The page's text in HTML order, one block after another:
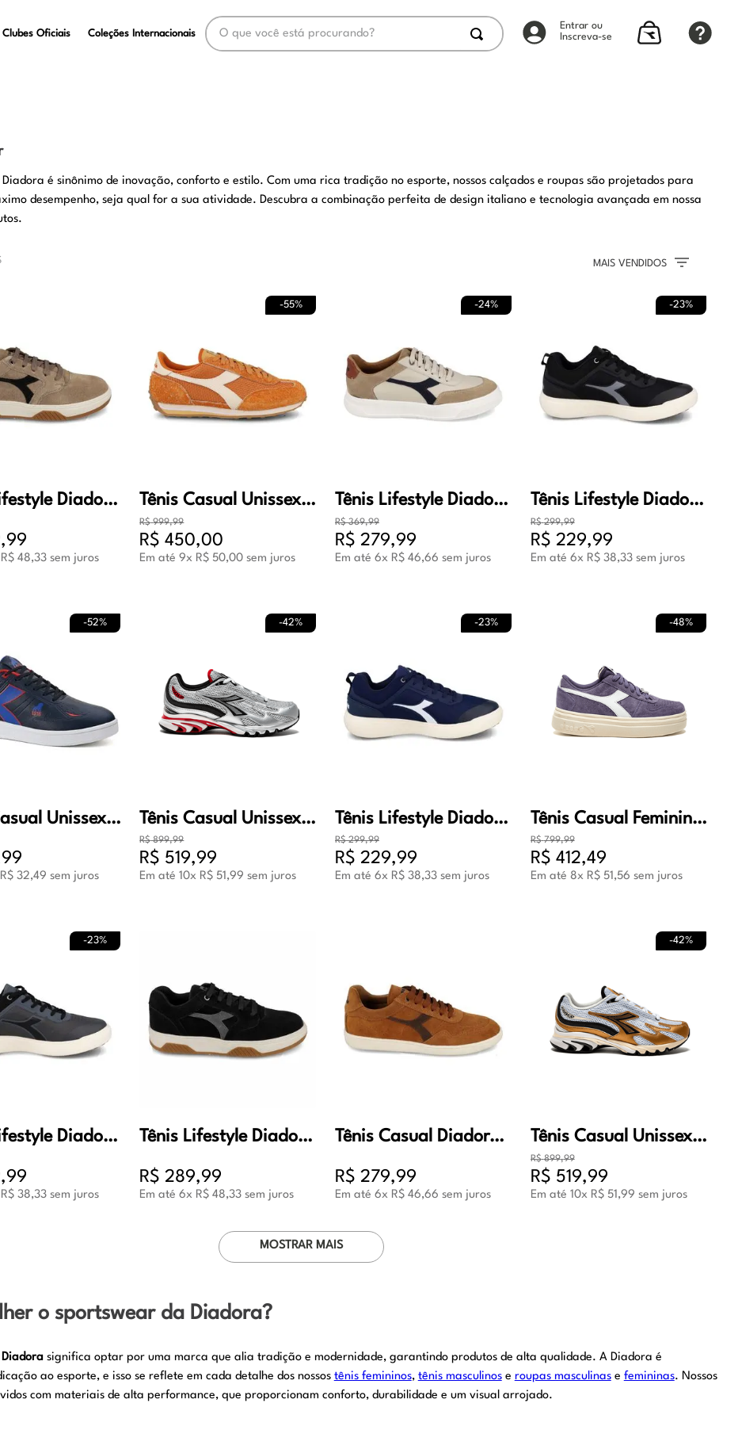
Clubes Oficiais Coleções Internacionais
O que você está procurando?
Entrar ou
Inscreva-se
é sinônimo de inovação, conforto e estilo. Com uma rica tradição no esporte, nossos calçados e roupas são projetados para
desempenho, seja qual for a sua atividade. Descubra a combinação perfeita de design italiano e tecnologia avançada em nossa
MAIS VENDIDOS
Tênis Lifestyle Diadora Napoles Masculino Cinza e Preto
,99
R$ 48,33sem juros
-55%
Tênis Casual Unissex Diadora Rally Marrom
R$ 999,99
R$ 450,00
Em até9x R$ 50,00 sem juros
-24%
Tênis Lifestyle Diadora Veneza Unissex Bege e Preto
R$ 369,99
R$ 279,99
Em até 6x R$ 46,66 sem juros
-23%
Tênis Lifestyle Diadora Viper Masculino Preto e Cinza
R$ 299,99
R$ 229,99
Em até 6x R$ 38,33sem juros
-52%
Tênis Casual Unissex Diadora Fortaleza EC Azul e Vermelho
99
R$ 32,49 sem juros
-42%
Tênis Casual Unissex Diadora Mythos Propulsion 280 Cinza e Prata
R$ 899,99
R$ 519,99
Em até10x R$ 51,99 sem juros
-23%
Tênis Lifestyle Diadora Viper Masculino Marinho e Branco
R$ 299,99
R$ 229,99
Em até 6x R$ 38,33 sem juros
-48%
Tênis Casual Feminino Diadora Magic Bold Suede WN Roxo
R$ 799,99
R$ 412,49
Em até 8x R$ 51,56 sem juros
-23%
Tênis Lifestyle Diadora Viper Masculino Cinza e Preto
,99
R$ 38,33sem juros
Tênis Lifestyle Diadora Napoles Masculina Preto e Cinza
R$ 289,99
Em até6x R$ 48,33 sem juros
Tênis Casual Diadora Capri Masculino Laranja
R$ 279,99
Em até 6x R$ 46,66 sem juros
-42%
Tênis Casual Unissex Diadora Mythos Propulsion 280 Branco
R$ 899,99
R$ 519,99
Em até 10x R$ 51 ,99 sem juros
MOSTRAR MAIS
o sportswear da Diadora?
significa optar por uma marca que alia tradição e modernidade, garantindo produtos de alta qualidade. A Diadora é
ao esporte, e isso se reflete em cada detalhe dos nossos tênis femininos, tênis masculinose roupas masculinase femininas. Nossos
com materiais de alta performance, que proporcionam conforto, durabilidade e um visual arrojado.